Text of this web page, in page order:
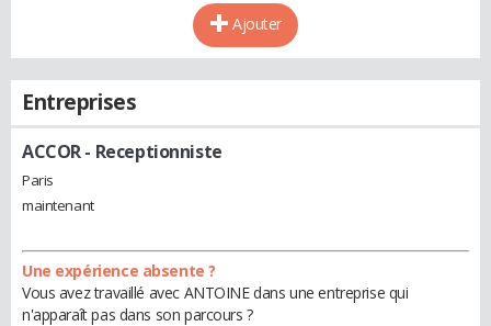
Ajouter
Entreprises
ACCOR- Receptionniste
Paris
maintenant
Une expérience absente ?
Vous avez travaillé avec ANTOINE dans une entreprise qui
n'apparaît pas dans son parcours ?